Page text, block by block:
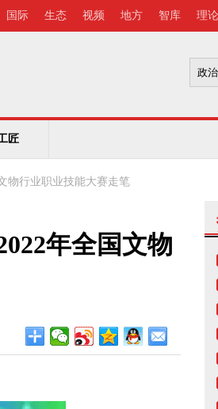
国际 生态 视频 地方 智库 理论
匠
物行业职业技能大赛走笔
年全国文物